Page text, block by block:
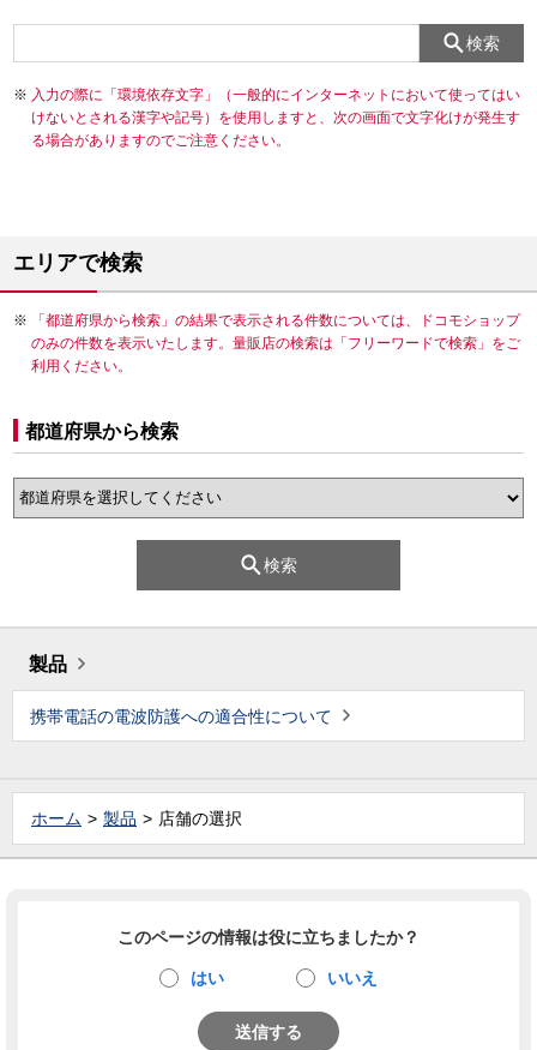
検索
入力の際に「環境依存文字」（一般的にインターネットにおいて使ってはい
けないとされる漢字や記号）を使用しますと、次の画面で文字化けが発生す
る場合がありますのでご注意ください。
エリアで検索
「都道府県から検索」の結果で表示される件数については、ドコモショップ
のみの件数を表示いたします。量販店の検索は「フリーワードで検索」をご
利用ください。
都道府県から検索
検索
製品
携帯電話の電波防護への適合性について
ホーム 製品 店舗の選択
このページの情報は役に立ちましたか？
はい いいえ
送信する